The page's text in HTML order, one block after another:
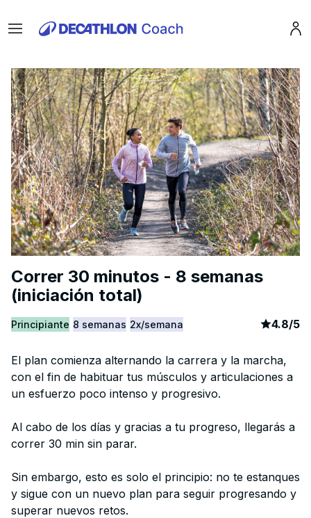
Menu
Correr 30 minutos - 8 semanas
(iniciación total)
Principiante 8 semanas 2x/semana article
4.8/5
El plan comienza alternando la carrera y la marcha,
con el fin de habituar tus músculos y articulaciones a
un esfuerzo poco intenso y progresivo.
Al cabo de los días y gracias a tu progreso, llegarás a
correr 30 min sin parar.
Sin embargo, esto es solo el principio: no te estanques
y sigue con un nuevo plan para seguir progresando y
superar nuevos retos.